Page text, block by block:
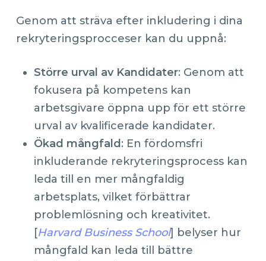
Genom att sträva efter inkludering i dina
rekryteringsprocceser kan du uppnå:
Större urval av Kandidater: Genom att
fokusera på kompetens kan
arbetsgivare öppna upp för ett större
urval av kvalificerade kandidater.
Ökad mångfald : En fördomsfri
inkluderande rekryteringsprocess kan
leda till en mer mångfaldig
arbetsplats, vilket förbättrar
problemlösning och kreativitet.
[Harvard Business School] belyser hur
mångfald kan leda till bättre